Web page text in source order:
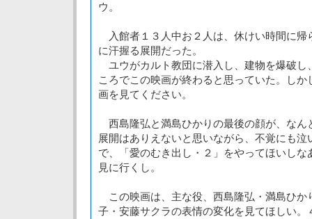
ウ。
入館者１３人中お２人は、休けい時間に帰
に汗握る展開だった。
ユウがカルト教団に潜入し、建物を爆破し
ころでこの映画が終わると思っていた。し
画を見てください。
西島隆弘と満島ひかりの最後の顔が、なん
展開はありえないと思いながら、不覚にも
で、「愛のむき出し・２」をやってほいし
見に行くし。
この映画は、主な役、西島隆弘・満島ひか
子・安藤サクラの表情の変化を見てほしい。